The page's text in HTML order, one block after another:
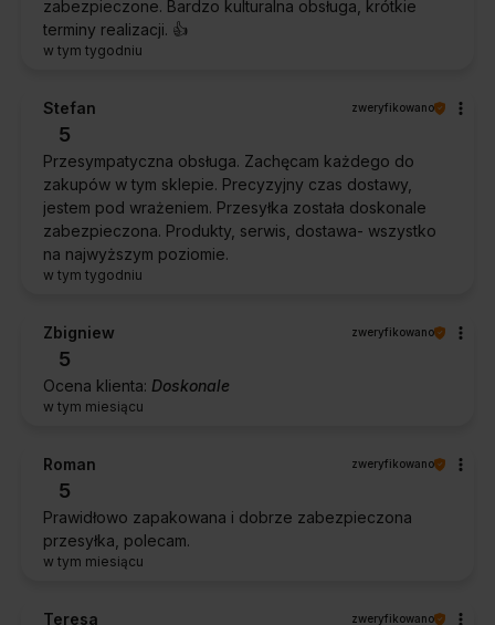
zabezpieczone. Bardzo kulturalna obsługa, krótkie
terminy realizacji. 👍️
w tym tygodniu
Stefan zweryfikowano
5
Przesympatyczna obsługa. Zachęcam każdego do
zakupów w tym sklepie. Precyzyjny czas dostawy,
jestem pod wrażeniem. Przesyłka została doskonale
zabezpieczona. Produkty, serwis, dostawa- wszystko
na najwyższym poziomie.
w tym tygodniu
Zbigniew zweryfikowano
5
Ocena klienta: Doskonale
w tym miesiącu
Roman zweryfikowano
5
Prawidłowo zapakowana i dobrze zabezpieczona
przesyłka, polecam.
w tym miesiącu
Teresa zweryfikowano